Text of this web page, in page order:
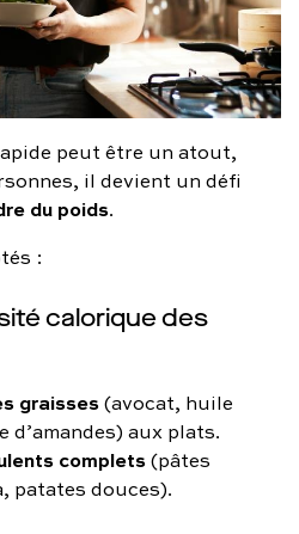
peut être un atout,
il devient un défi
du poids.
:
calorique des
graisses(avocat, huile
d’amandes) aux plats.
complets(pâtes
patates douces).